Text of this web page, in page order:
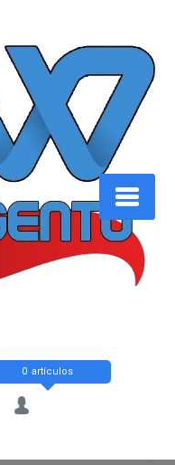
0 artículos